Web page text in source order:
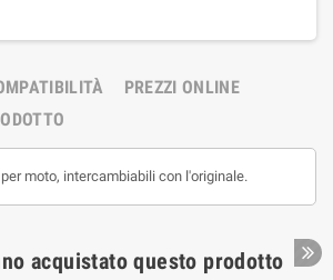
PREZZI ONLINE
moto, intercambiabili con l'originale.
acquistato questo prodotto